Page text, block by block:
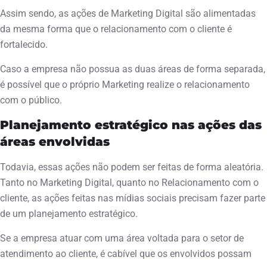
Assim sendo, as ações de Marketing Digital são alimentadas
da mesma forma que o relacionamento com o cliente é
fortalecido.
Caso a empresa não possua as duas áreas de forma separada,
é possível que o próprio Marketing realize o relacionamento
com o público.
Planejamento estratégico nas ações das
áreas envolvidas
Todavia, essas ações não podem ser feitas de forma aleatória.
Tanto no Marketing Digital, quanto no Relacionamento com o
cliente, as ações feitas nas mídias sociais precisam fazer parte
de um planejamento estratégico.
Se a empresa atuar com uma área voltada para o setor de
atendimento ao cliente, é cabível que os envolvidos possam